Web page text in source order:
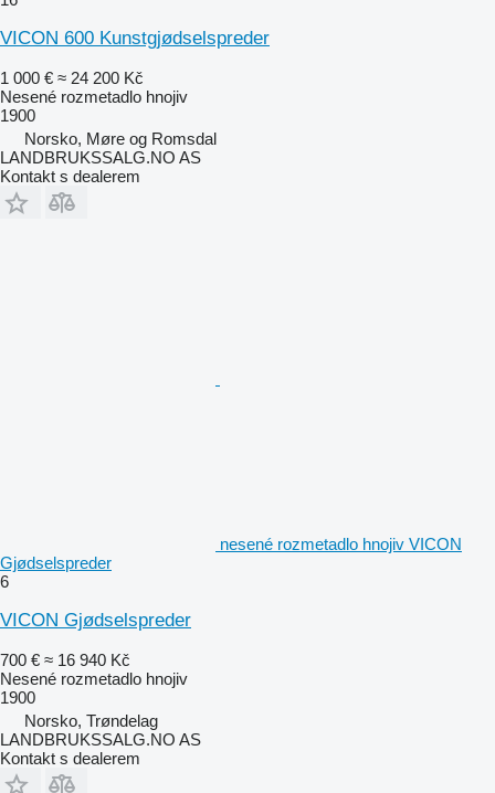
VICON 600 Kunstgjødselspreder
1 000 € ≈ 24 200 Kč
Nesené rozmetadlo hnojiv
1900
Norsko, Møre og Romsdal
LANDBRUKSSALG.NO AS
Kontakt s dealerem
nesené rozmetadlo hnojiv VICON
Gjødselspreder
6
VICON Gjødselspreder
700 € ≈ 16 940 Kč
Nesené rozmetadlo hnojiv
1900
Norsko, Trøndelag
LANDBRUKSSALG.NO AS
Kontakt s dealerem